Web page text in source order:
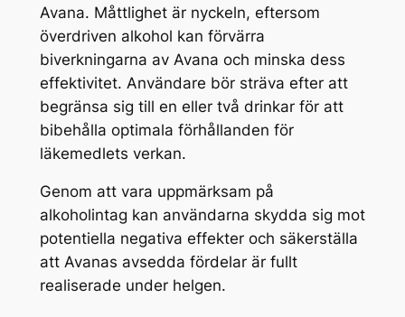
Avana. Måttlighet är nyckeln, eftersom
överdriven alkohol kan förvärra
biverkningarna av Avana och minska dess
effektivitet. Användare bör sträva efter att
begränsa sig till en eller två drinkar för att
bibehålla optimala förhållanden för
läkemedlets verkan.
Genom att vara uppmärksam på
alkoholintag kan användarna skydda sig mot
potentiella negativa effekter och säkerställa
att Avanas avsedda fördelar är fullt
realiserade under helgen.